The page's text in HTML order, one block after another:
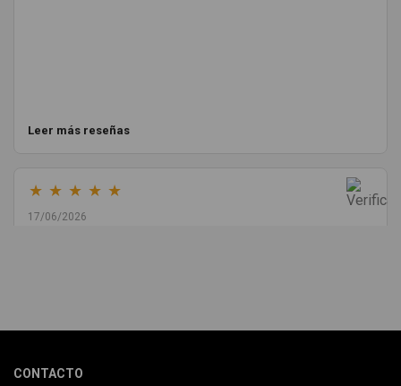
Leer más reseñas
★ ★ ★ ★ ★
17/06/2026
la pieza llegó correcta y bien embalada, además de llegarme 2
CONTACTO